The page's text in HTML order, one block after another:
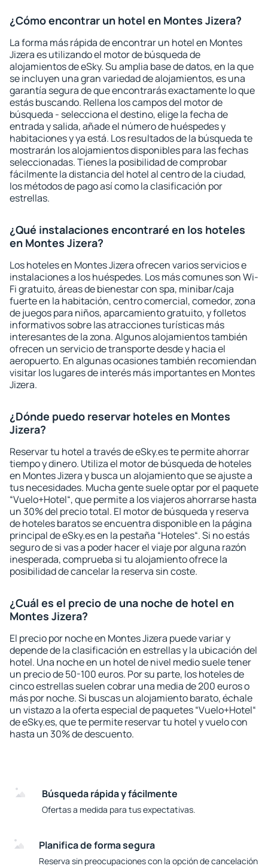
¿Cómo encontrar un hotel en Montes Jizera?
La forma más rápida de encontrar un hotel en Montes
Jizera es utilizando el motor de búsqueda de
alojamientos de eSky. Su amplia base de datos, en la que
se incluyen una gran variedad de alojamientos, es una
garantía segura de que encontrarás exactamente lo que
estás buscando. Rellena los campos del motor de
búsqueda - selecciona el destino, elige la fecha de
entrada y salida, añade el número de huéspedes y
habitaciones y ya está. Los resultados de la búsqueda te
mostrarán los alojamientos disponibles para las fechas
seleccionadas. Tienes la posibilidad de comprobar
fácilmente la distancia del hotel al centro de la ciudad,
los métodos de pago así como la clasificación por
estrellas.
¿Qué instalaciones encontraré en los hoteles
en Montes Jizera?
Los hoteles en Montes Jizera ofrecen varios servicios e
instalaciones a los huéspedes. Los más comunes son Wi-
Fi gratuito, áreas de bienestar con spa, minibar/caja
fuerte en la habitación, centro comercial, comedor, zona
de juegos para niños, aparcamiento gratuito, y folletos
informativos sobre las atracciones turísticas más
interesantes de la zona. Algunos alojamientos también
ofrecen un servicio de transporte desde y hacia el
aeropuerto. En algunas ocasiones también recomiendan
visitar los lugares de interés más importantes en Montes
Jizera.
¿Dónde puedo reservar hoteles en Montes
Jizera?
Reservar tu hotel a través de eSky.es te permite ahorrar
tiempo y dinero. Utiliza el motor de búsqueda de hoteles
en Montes Jizera y busca un alojamiento que se ajuste a
tus necesidades. Mucha gente suele optar por el paquete
“Vuelo+Hotel“, que permite a los viajeros ahorrarse hasta
un 30% del precio total. El motor de búsqueda y reserva
de hoteles baratos se encuentra disponible en la página
principal de eSky.es en la pestaña “Hoteles“. Si no estás
seguro de si vas a poder hacer el viaje por alguna razón
inesperada, comprueba si tu alojamiento ofrece la
posibilidad de cancelar la reserva sin coste.
¿Cuál es el precio de una noche de hotel en
Montes Jizera?
El precio por noche en Montes Jizera puede variar y
depende de la clasificación en estrellas y la ubicación del
hotel. Una noche en un hotel de nivel medio suele tener
un precio de 50-100 euros. Por su parte, los hoteles de
cinco estrellas suelen cobrar una media de 200 euros o
más por noche. Si buscas un alojamiento barato, échale
un vistazo a la oferta especial de paquetes “Vuelo+Hotel“
de eSky.es, que te permite reservar tu hotel y vuelo con
hasta un 30% de descuento.
Búsqueda rápida y fácilmente
Ofertas a medida para tus expectativas.
Planifica de forma segura
Reserva sin preocupaciones con la opción de cancelación